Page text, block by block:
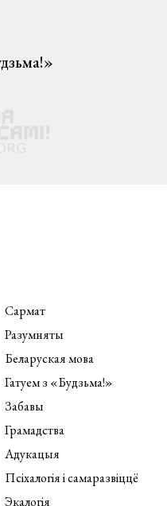
Сармат
Разумняты
Беларуская мова
Гатуем з «Будзьма!»
Забавы
Грамадства
Адукацыя
Псіхалогія і самаразвіццё
Экалогія